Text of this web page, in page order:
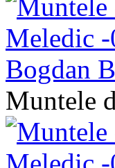
Muntele